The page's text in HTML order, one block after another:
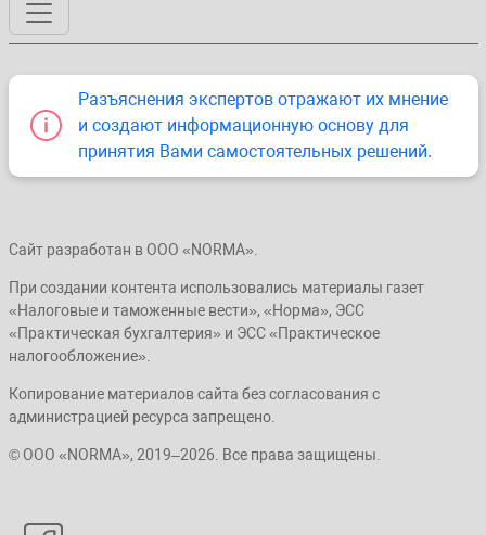
Разъяснения экспертов отражают их мнение
и создают информационную основу для
принятия Вами самостоятельных решений.
Сайт разработан в ООО «NORMA».
При создании контента использовались материалы газет
«Налоговые и таможенные вести», «Норма», ЭСС
«Практическая бухгалтерия» и ЭСС «Практическое
налогообложение».
Копирование материалов сайта без согласования с
администрацией ресурса запрещено.
© ООО «NORMA», 2019–2026. Все права защищены.